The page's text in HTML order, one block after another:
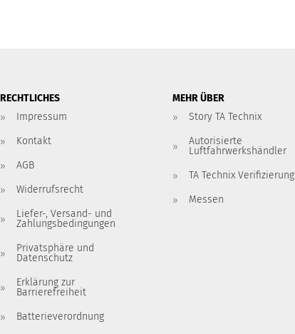
RECHTLICHES
Impressum
Kontakt
AGB
Widerrufsrecht
Liefer-, Versand- und
Zahlungsbedingungen
Privatsphäre und
Datenschutz
Erklärung zur
Barrierefreiheit
Batterieverordnung
MEHR ÜBER
Story TA Technix
Autorisierte
Luftfahrwerkshändler
TA Technix Verifizierung
Messen